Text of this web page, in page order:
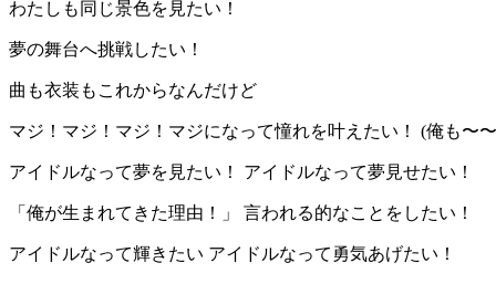
わたしも同じ景色を見たい！
夢の舞台へ挑戦したい！
曲も衣装もこれからなんだけど
マジ！マジ！マジ！マジになって憧れを叶えたい！ (俺も〜
アイドルなって夢を見たい！ アイドルなって夢見せたい！
「俺が生まれてきた理由！」 言われる的なことをしたい！
アイドルなって輝きたい アイドルなって勇気あげたい！